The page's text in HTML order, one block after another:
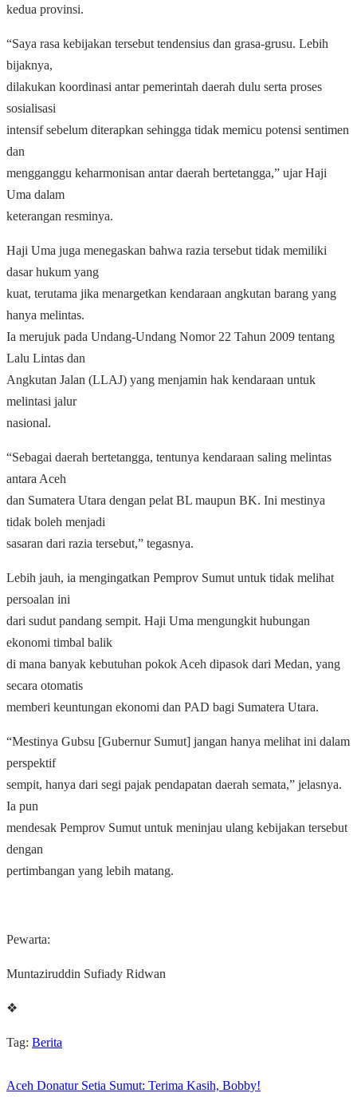
kedua provinsi.
“Saya rasa kebijakan tersebut tendensius dan grasa-grusu. Lebih
bijaknya,
dilakukan koordinasi antar pemerintah daerah dulu serta proses
sosialisasi
intensif sebelum diterapkan sehingga tidak memicu potensi sentimen
dan
mengganggu keharmonisan antar daerah bertetangga,” ujar Haji
Uma dalam
keterangan resminya.
Haji Uma juga menegaskan bahwa razia tersebut tidak memiliki
dasar hukum yang
kuat, terutama jika menargetkan kendaraan angkutan barang yang
hanya melintas.
Ia merujuk pada Undang-Undang Nomor 22 Tahun 2009 tentang
Lalu Lintas dan
Angkutan Jalan (LLAJ) yang menjamin hak kendaraan untuk
melintasi jalur
nasional.
“Sebagai daerah bertetangga, tentunya kendaraan saling melintas
antara Aceh
dan Sumatera Utara dengan pelat BL maupun BK. Ini mestinya
tidak boleh menjadi
sasaran dari razia tersebut,” tegasnya.
Lebih jauh, ia mengingatkan Pemprov Sumut untuk tidak melihat
persoalan ini
dari sudut pandang sempit. Haji Uma mengungkit hubungan
ekonomi timbal balik
di mana banyak kebutuhan pokok Aceh dipasok dari Medan, yang
secara otomatis
memberi keuntungan ekonomi dan PAD bagi Sumatera Utara.
“Mestinya Gubsu [Gubernur Sumut] jangan hanya melihat ini dalam
perspektif
sempit, hanya dari segi pajak pendapatan daerah semata,” jelasnya.
Ia pun
mendesak Pemprov Sumut untuk meninjau ulang kebijakan tersebut
dengan
pertimbangan yang lebih matang.
Pewarta:
Muntaziruddin Sufiady Ridwan
❖
Tag: Berita
Aceh Donatur Setia Sumut: Terima Kasih, Bobby!